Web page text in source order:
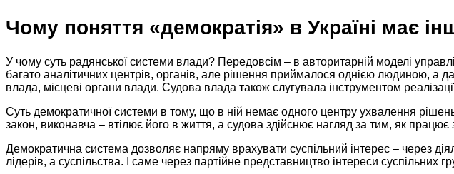
Чому поняття «демократія» в Україні має
У чому суть радянської системи влади? Передовсім – в авторитарній моделі
багато аналітичних центрів, органів, але рішення приймалося однією людиною, а
влада, місцеві органи влади. Судова влада також слугувала інструментом
Суть демократичної системи в тому, що в ній немає одного центру ухвалення
закон, виконавча – втілює його в життя, а судова здійснює нагляд за тим, як працює
Демократична система дозволяє напряму врахувати суспільний інтерес – через
лідерів, а суспільства. І саме через партійне представництво інтереси суспільних